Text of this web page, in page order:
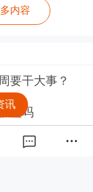
内容
要干大事？
盘吗
进来了解一下
讯